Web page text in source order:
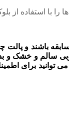
استفاده از
باسابقه باشند و
و خشک و
توانید برای